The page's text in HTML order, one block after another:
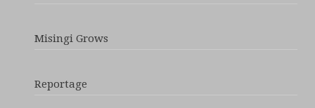
Misingi Grows
Reportage